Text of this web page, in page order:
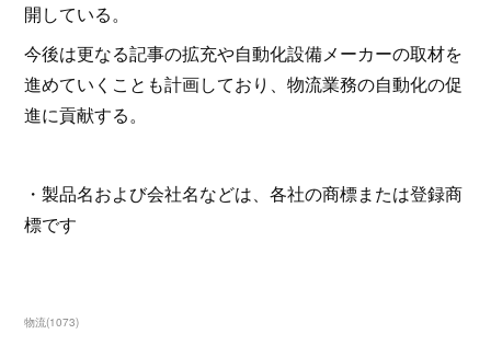
開している。
今後は更なる記事の拡充や自動化設備メーカーの取材を
進めていくことも計画しており、物流業務の自動化の促
進に貢献する。
・製品名および会社名などは、各社の商標または登録商
標です
物流(1073)